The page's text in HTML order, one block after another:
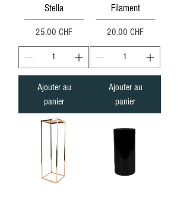
Stella
Prix
25.00 CHF
Ajouter au
panier
Filament
Prix
20.00 CHF
Ajouter au
panier